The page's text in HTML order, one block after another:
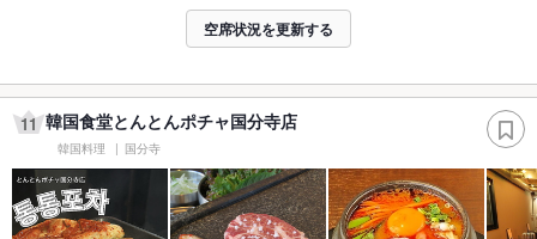
空席状況を更新する
11 韓国食堂とんとんポチャ国分寺店
韓国料理 国分寺